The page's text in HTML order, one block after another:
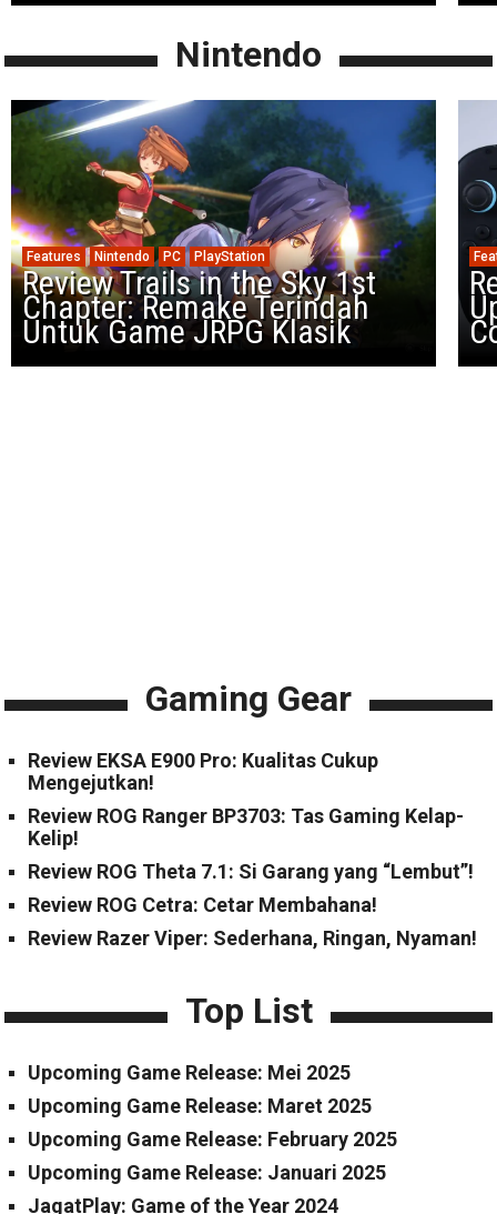
Nintendo
Features Nintendo PC PlayStation
Review Trails in the Sky 1st
Chapter: Remake Terindah
Untuk Game JRPG Klasik
Gaming Gear
Review EKSA E900 Pro: Kualitas Cukup
Mengejutkan!
Review ROG Ranger BP3703: Tas Gaming Kelap-
Kelip!
Review ROG Theta 7.1: Si Garang yang “Lembut”!
Review ROG Cetra: Cetar Membahana!
Review Razer Viper: Sederhana, Ringan, Nyaman!
Top List
Upcoming Game Release: Mei 2025
Upcoming Game Release: Maret 2025
Upcoming Game Release: February 2025
Upcoming Game Release: Januari 2025
JagatPlay: Game of the Year 2024